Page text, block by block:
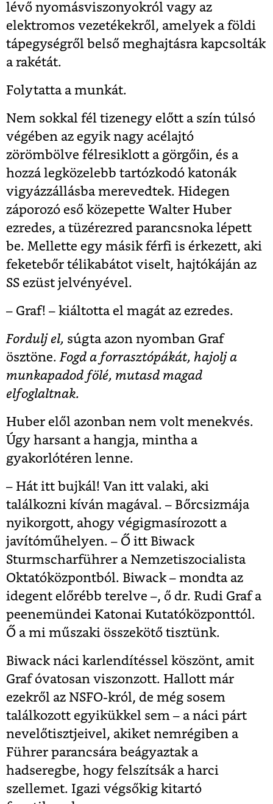
lévő nyomásviszonyokról vagy az
elektromos vezetékekről, amelyek a földi
tápegységről belső meghajtásra kapcsolták
a rakétát.
Folytatta a munkát.
Nem sokkal fél tizenegy előtt a szín túlsó
végében az egyik nagy acélajtó
zörömbölve félresiklott a görgőin, és a
hozzá legközelebb tartózkodó katonák
vigyázzállásba merevedtek. Hidegen
záporozó eső közepette Walter Huber
ezredes, a tüzérezred parancsnoka lépett
be. Mellette egy másik férfi is érkezett, aki
feketebőr télikabátot viselt, hajtókáján az
SS ezüst jelvényével.
– Graf! – kiáltotta el magát az ezredes.
Fordulj el, súgta azon nyomban Graf
ösztöne. Fogd a forrasztópákát, hajolj a
munkapadod fölé, mutasd magad
elfoglaltnak.
Huber elől azonban nem volt menekvés.
Úgy harsant a hangja, mintha a
gyakorlótéren lenne.
– Hát itt bujkál! Van itt valaki, aki
találkozni kíván magával. – Bőrcsizmája
nyikorgott, ahogy végigmasírozott a
javítóműhelyen. – Ő itt Biwack
Sturmscharführer a Nemzetiszocialista
Oktatóközpontból. Biwack – mondta az
idegent előrébb terelve –, ő dr. Rudi Graf a
peenemündei Katonai Kutatóközponttól.
Ő a mi műszaki összekötő tisztünk.
Biwack náci karlendítéssel köszönt, amit
Graf óvatosan viszonzott. Hallott már
ezekről az NSFO-król, de még sosem
találkozott egyikükkel sem – a náci párt
nevelőtisztjeivel, akiket nemrégiben a
Führer parancsára beágyaztak a
hadseregbe, hogy felszítsák a harci
szellemet. Igazi végsőkig kitartó